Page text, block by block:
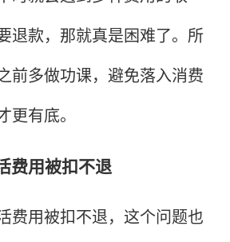
退款，那就真是困难了。所
前多做功课，避免落入消费
有底。
费用被扣不退
用被扣不退，这个问题也